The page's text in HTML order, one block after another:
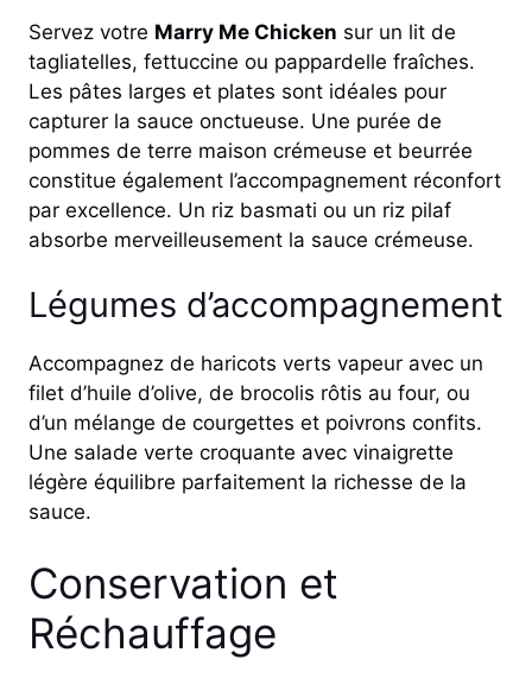
Servez votre Marry Me Chicken sur un lit de
tagliatelles, fettuccine ou pappardelle fraîches.
Les pâtes larges et plates sont idéales pour
capturer la sauce onctueuse. Une purée de
pommes de terre maison crémeuse et beurrée
constitue également l’accompagnement réconfort
par excellence. Un riz basmati ou un riz pilaf
absorbe merveilleusement la sauce crémeuse.
Légumes d’accompagnement
Accompagnez de haricots verts vapeur avec un
filet d’huile d’olive, de brocolis rôtis au four, ou
d’un mélange de courgettes et poivrons confits.
Une salade verte croquante avec vinaigrette
légère équilibre parfaitement la richesse de la
sauce.
Conservation et
Réchauffage